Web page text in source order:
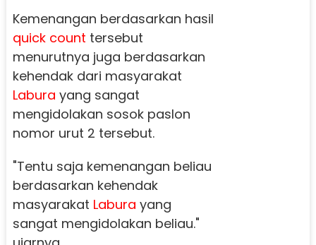
Kemenangan berdasarkan hasil
quick count tersebut
menurutnya juga berdasarkan
kehendak dari masyarakat
Labura yang sangat
mengidolakan sosok paslon
nomor urut 2 tersebut.
"Tentu saja kemenangan beliau
berdasarkan kehendak
masyarakat Labura yang
sangat mengidolakan beliau."